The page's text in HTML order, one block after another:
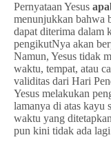
Pernyataan Yesus
menunjukkan bahwa
dapat diterima dalam
pengikutNya akan
Namun, Yesus tidak
waktu, tempat, atau
validitas dari Hari
Yesus melakukan
lamanya di atas kayu
waktu yang
pun kini tidak ada